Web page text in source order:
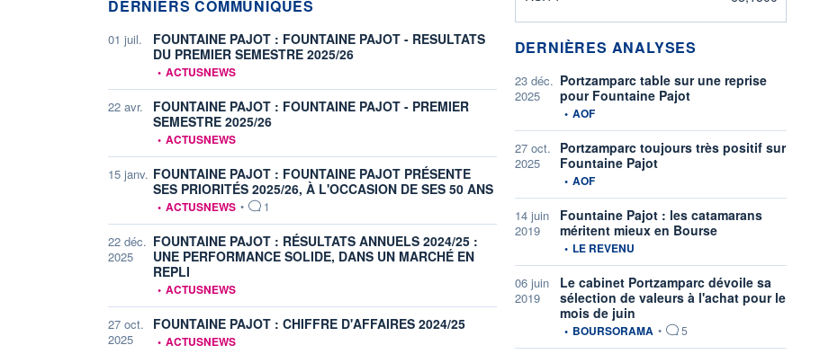
DERNIERS COMMUNIQUÉS
01 juil.
FOUNTAINE PAJOT : FOUNTAINE PAJOT - RESULTATS
DU PREMIER SEMESTRE 2025/26
information fournie par
• ACTUSNEWS
22 avr.
FOUNTAINE PAJOT : FOUNTAINE PAJOT - PREMIER
SEMESTRE 2025/26
information fournie par
• ACTUSNEWS
15 janv. FOUNTAINE PAJOT : FOUNTAINE PAJOT PRÉSENTE
SES PRIORITÉS 2025/26, À L'OCCASION DE SES 50 ANS
information fournie par
• ACTUSNEWS • 1
22 déc.
2025
FOUNTAINE PAJOT : RÉSULTATS ANNUELS 2024/25 :
UNE PERFORMANCE SOLIDE, DANS UN MARCHÉ EN
REPLI
information fournie par
• ACTUSNEWS
27 oct.
2025
FOUNTAINE PAJOT : CHIFFRE D'AFFAIRES 2024/25
information fournie par
• ACTUSNEWS
DERNIÈRES ANALYSES
23 déc.
2025
Portzamparc table sur une reprise
pour Fountaine Pajot
information fournie par
• AOF
27 oct.
2025
Portzamparc toujours très positif sur
Fountaine Pajot
information fournie par
• AOF
14 juin
2019
Fountaine Pajot : les catamarans
méritent mieux en Bourse
information fournie par
• LE REVENU
06 juin
2019
Le cabinet Portzamparc dévoile sa
sélection de valeurs à l'achat pour le
mois de juin
information fournie par
• BOURSORAMA • 5